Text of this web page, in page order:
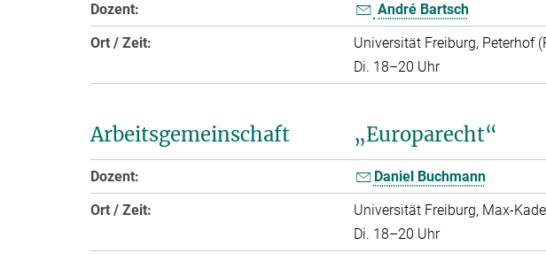
Dozent:
André Bartsch
Ort / Zeit:
Universität Freiburg, Peterhof
Di. 18–20 Uhr
Arbeitsgemeinschaft „Europarecht“
Dozent:
Daniel Buchmann
Ort / Zeit:
Universität Freiburg, Max-
Di. 18–20 Uhr